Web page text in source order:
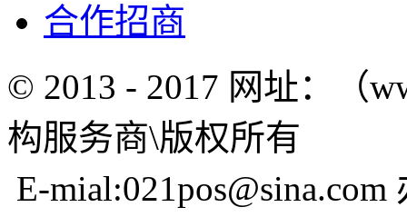
合作招商
© 2013 - 2017 网址：（
构服务商\版权所有
E-mial:021pos@sina.com